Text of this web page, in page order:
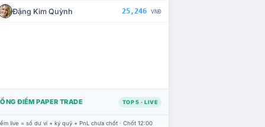
Đặng Kim Quỳnh 25,246 VNĐ
ĐIỂM PAPER TRADE TOP 5 · LIVE
live = số dư ví + ký quỹ + PnL chưa chốt · Chốt 12:00